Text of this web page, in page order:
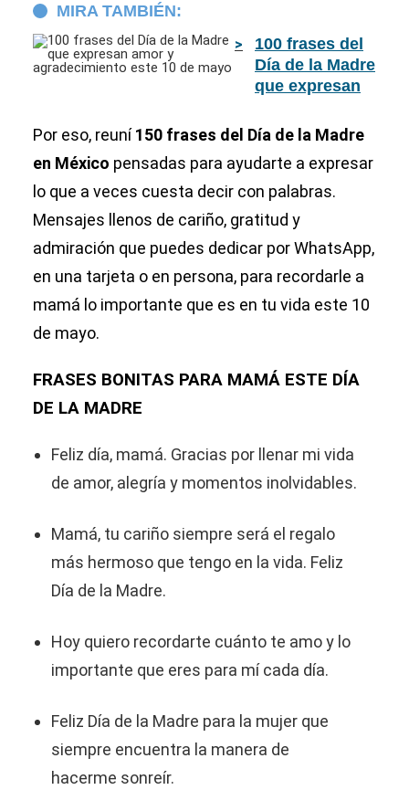
MIRA TAMBIÉN:
100 frases del
Día de la Madre
que expresan
agradecimiento
mayo
Por eso, reuní150 frases del Día de la Madre
en México pensadas para ayudarte a expresar
lo que a veces cuesta decir con palabras.
Mensajes llenos de cariño, gratitud y
admiración que puedes dedicar por WhatsApp,
en una tarjeta o en persona, para recordarle a
mamá lo importante que es en tu vida este 10
de mayo.
FRASES BONITAS PARA MAMÁ ESTE DÍA
DE LA MADRE
Feliz día, mamá. Gracias por llenar mi vida
de amor, alegría y momentos inolvidables.
Mamá, tu cariño siempre será el regalo
más hermoso que tengo en la vida. Feliz
Día de la Madre.
Hoy quiero recordarte cuánto te amo y lo
importante que eres para mí cada día.
Feliz Día de la Madre para la mujer que
siempre encuentra la manera de
hacerme sonreír.